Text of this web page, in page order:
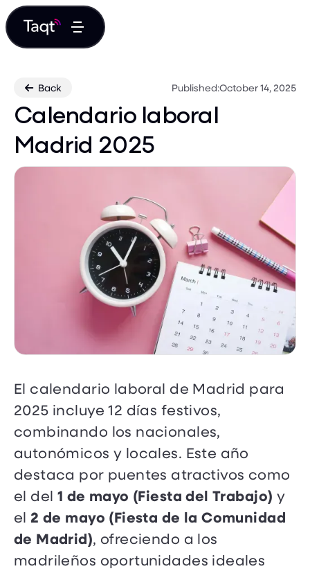
 Back Published:October 14, 2025
Calendario laboral
Madrid 2025
El calendario laboral de Madrid para
2025 incluye 12 días festivos,
combinando los nacionales,
autonómicos y locales. Este año
destaca por puentes atractivos como
el del 1 de mayo (Fiesta del Trabajo) y
el 2 de mayo (Fiesta de la Comunidad
de Madrid), ofreciendo a los
madrileños oportunidades ideales